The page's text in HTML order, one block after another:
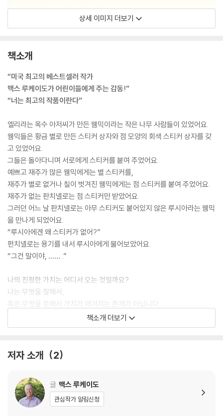
상세 이미지 더보기
책소개
“미국 최고의 베스트셀러 작가
맥스 루케이도가 어린이들에게 주는 감동!”
“너는 최고의 작품이란다”
엘리라는 목수 아저씨가 만든 웸믹이라는 작은 나무 사람들이 있었어요.
웸믹들은 황금 별로 만든 스티커 상자와 점 모양의 회색 스티커 상자를 갖
고 있었어요.
그들은 돌아다니며 서로에게 스티커를 붙여 주었어요.
예쁘고 재주가 많은 웸믹에게는 별 스티커를,
재주가 별로 없거나 칠이 벗겨진 웸믹에게는 점 스티커를 붙여 주었어요.
재주가 없는 판치넬로는 점 스티커만 받았어요.
그러던 어느 날 판치넬로는 아무 스티커도 붙어있지 않은 루시아라는 웸믹
을 만나게 되었어요.
“루시아에겐 왜 스티커가 없어?”
펀치넬로는 용기를 내서 루시아에게 물어보았어요.
“그건 말이야, …… .”
나의 진정한 가치는 어디서 오는 것일까요?
나는 무엇을 잘해서,
혹은 무엇을 못해서 가치가 매겨지는 존재가 아닙니다.
나는 나이기 때문에 아주 특별합니다.
책소개 더보기
저자 소개 2
글 맥스 루케이도
관심작가 알림신청